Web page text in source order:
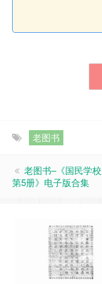
老图书
老图书–《国民学校
第5册》电子版合集